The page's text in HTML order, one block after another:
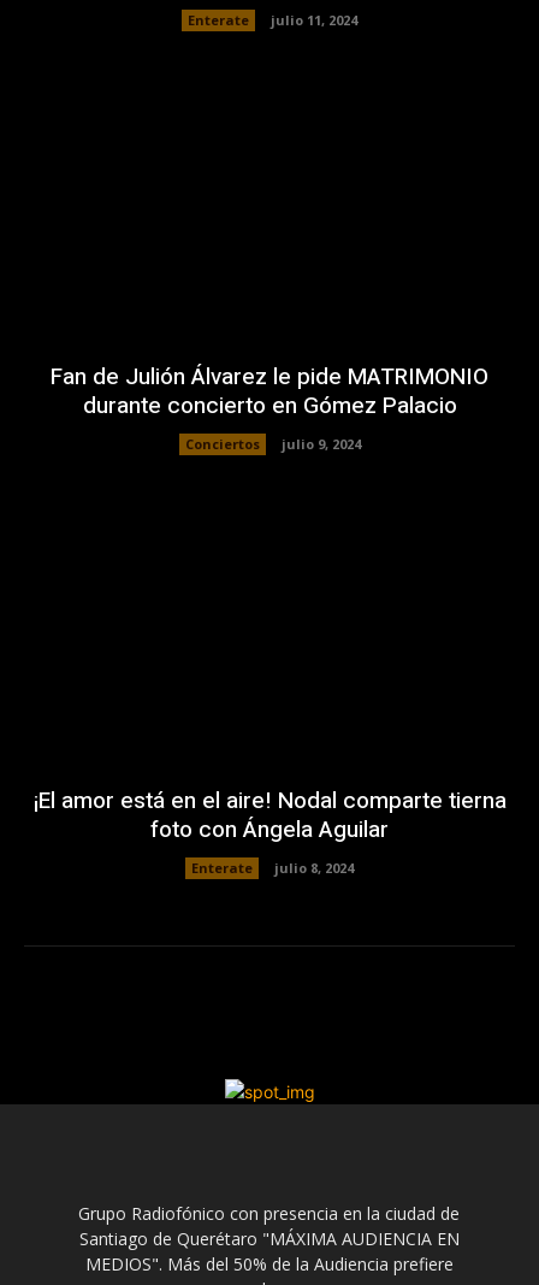
Enterate julio 11, 2024
Fan de Julión Álvarez le pide MATRIMONIO
durante concierto en Gómez Palacio
Conciertos julio 9, 2024
¡El amor está en el aire! Nodal comparte tierna
foto con Ángela Aguilar
Enterate julio 8, 2024
Grupo Radiofónico con presencia en la ciudad de
Santiago de Querétaro "MÁXIMA AUDIENCIA EN
MEDIOS". Más del 50% de la Audiencia prefiere